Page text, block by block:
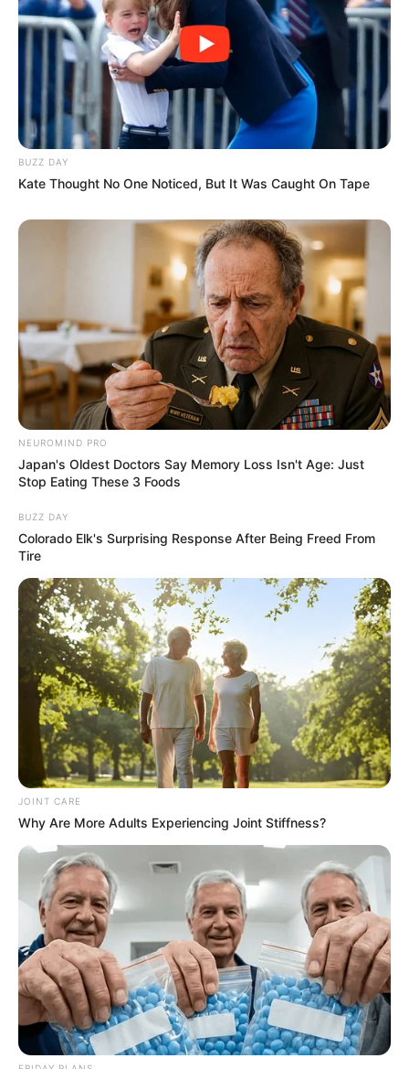
BUZZ DAY
Kate Thought No One Noticed, But It Was Caught On Tape
NEUROMIND PRO
Japan's Oldest Doctors Say Memory Loss Isn't Age: Just
Stop Eating These 3 Foods
BUZZ DAY
Colorado Elk's Surprising Response After Being Freed From
Tire
JOINT CARE
Why Are More Adults Experiencing Joint Stiffness?